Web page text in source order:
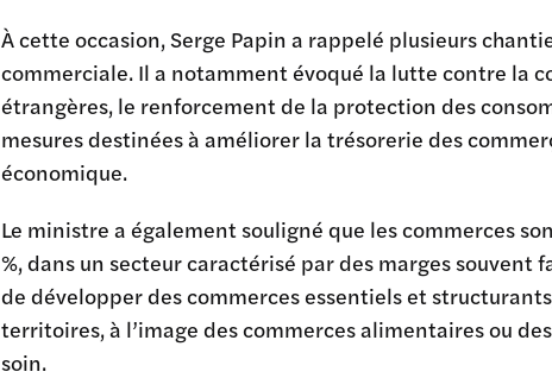
À cette occasion, Serge Papin a rappelé plusieurs
commerciale. Il a notamment évoqué la lutte contre la
étrangères, le renforcement de la protection des
mesures destinées à améliorer la trésorerie des
économique.
Le ministre a également souligné que les commerces
%, dans un secteur caractérisé par des marges
de développer des commerces essentiels et
territoires, à l’image des commerces alimentaires ou
soin.